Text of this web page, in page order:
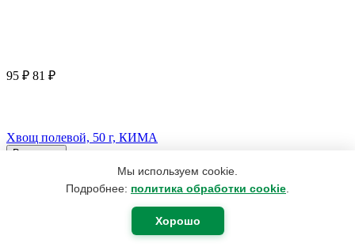
Мы используем cookie.
Подробнее: политика обработки cookie
Хорошо
95 ₽ 81 ₽
Хвощ полевой, 50 г, КИМА
В корзину